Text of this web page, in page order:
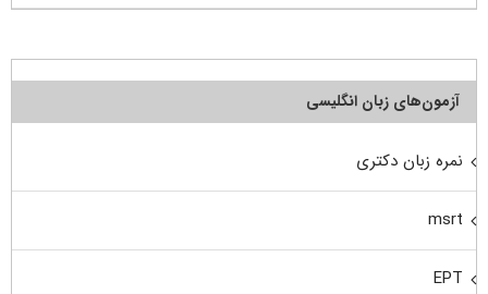
آزمون‌های زبان انگلیسی
نمره زبان دکتری
msrt
EPT